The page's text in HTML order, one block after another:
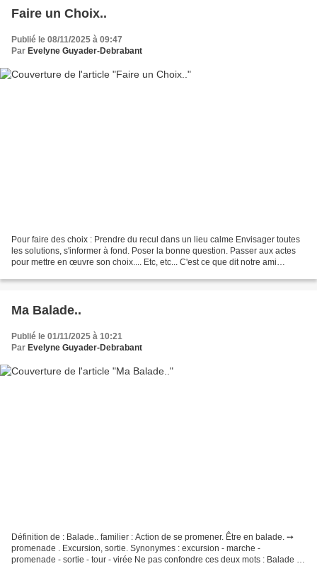
Faire un Choix..
Publié le 08/11/2025 à 09:47
Par Evelyne Guyader-Debrabant
Pour faire des choix : Prendre du recul dans un lieu calme Envisager toutes
les solutions, s'informer à fond. Poser la bonne question. Passer aux actes
pour mettre en œuvre son choix.... Etc, etc... C'est ce que dit notre ami
Ma Balade..
Publié le 01/11/2025 à 10:21
Par Evelyne Guyader-Debrabant
Définition de : Balade.. familier : Action de se promener. Être en balade. ➙
promenade . Excursion, sortie. Synonymes : excursion - marche -
promenade - sortie - tour - virée Ne pas confondre ces deux mots : Balade (=